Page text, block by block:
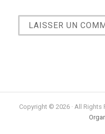
Copyright © 2026 · All Rights